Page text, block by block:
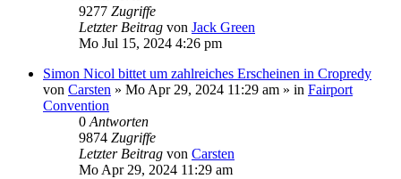
9277 Zugriffe
Letzter Beitrag von Jack Green
Mo Jul 15, 2024 4:26 pm
Simon Nicol bittet um zahlreiches Erscheinen in Cropredy
von Carsten » Mo Apr 29, 2024 11:29 am » in Fairport
Convention
0 Antworten
9874 Zugriffe
Letzter Beitrag von Carsten
Mo Apr 29, 2024 11:29 am